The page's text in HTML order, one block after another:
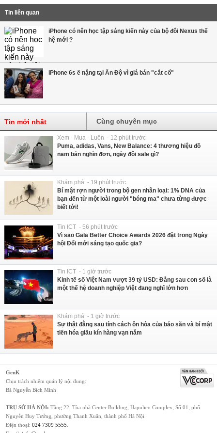
Tin liên quan
iPhone có nên học tập sáng kiến này của bộ đôi Nexus thế
hệ mới ?
iPhone 6s ế nặng tại Ấn Độ vì giá bán "cắt cổ"
Tin mới nhất Cùng chuyên mục
Xem - Mua - Luôn - 12 phút trước
Puma, adidas, Vans, New Balance: 4 thương hiệu đồ
nam bán nghìn đơn, ngày đôi sale gì?
Khám phá - 19 phút trước
Bí mật rợn người trong bộ gen nhân loại: 1% DNA của
bạn đến từ một loài người "bóng ma" chưa từng được
biết tới!
Tin ICT - 56 phút trước
Vì sao Gala Better Choice Awards 2026 đặt trong Ngày
hội Đổi mới sáng tạo quốc gia?
Tin ICT - 1 giờ trước
Kinh tế số Việt Nam vượt 39 tỷ USD: Đằng sau con số là
một thế hệ doanh nghiệp Việt đang nghĩ lớn hơn
Khám phá - 1 giờ trước
Sự thật đằng sau tính cách ôn hòa của báo săn và bí mật
tiến hóa giấu kín hàng vạn năm
GenK
Chịu trách nhiệm quản lý nội dung:
Bà Nguyễn Bích Minh
TRỤ SỞ HÀ NỘI: Tầng 22, Tòa nhà Center Building, Hapulico Complex, Số 01, phố
Nguyễn Huy Tưởng, phường Thanh Xuân, thành phố Hà Nội
Điện thoại: 024 7309 5555